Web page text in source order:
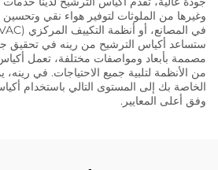
وغيرها من الملوثات لتوفير هواء نقي وتحسين
ستساعد أكياس الترشيح من رينه في تحقيق
مصممة بأبعاد ومواصفات مختلفة، تعمل أكياس
من الأنظمة لتلبية جميع الاحتياجات. في رينه،
الخاصة بك إلى المستوى التالي باستخدام
وفق أعلى المعايير.